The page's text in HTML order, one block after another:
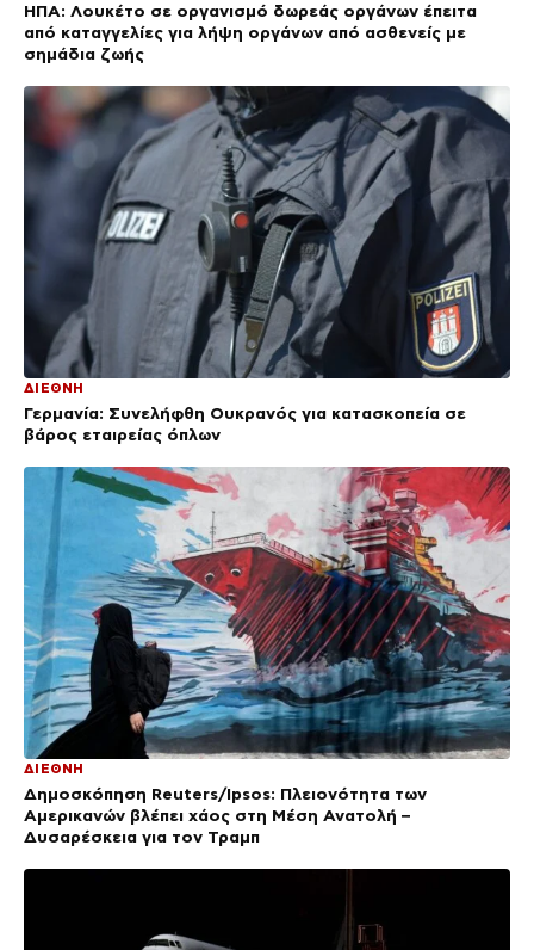
ΗΠΑ: Λουκέτο σε οργανισμό δωρεάς οργάνων έπειτα
από καταγγελίες για λήψη οργάνων από ασθενείς με
σημάδια ζωής
ΔΙΕΘΝΗ
Γερμανία: Συνελήφθη Ουκρανός για κατασκοπεία σε
βάρος εταιρείας όπλων
ΔΙΕΘΝΗ
Δημοσκόπηση Reuters/Ipsos: Πλειονότητα των
Αμερικανών βλέπει χάος στη Μέση Ανατολή –
Δυσαρέσκεια για τον Τραμπ